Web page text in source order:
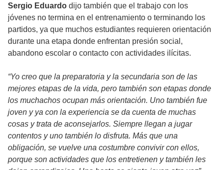
Sergio Eduardo dijo también que el trabajo con los
jóvenes no termina en el entrenamiento o terminando los
partidos, ya que muchos estudiantes requieren orientación
durante una etapa donde enfrentan presión social,
abandono escolar o contacto con actividades ilícitas.
“Yo creo que la preparatoria y la secundaria son de las
mejores etapas de la vida, pero también son etapas donde
los muchachos ocupan más orientación. Uno también fue
joven y ya con la experiencia se da cuenta de muchas
cosas y trata de aconsejarlos. Siempre llegan a jugar
contentos y uno también lo disfruta. Más que una
obligación, se vuelve una costumbre convivir con ellos,
porque son actividades que los entretienen y también les